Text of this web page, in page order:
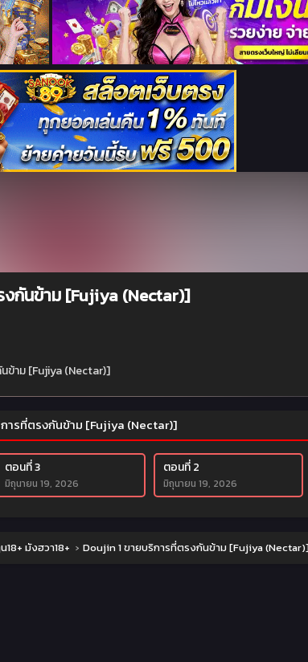
งกันข้าม [Fujiya (Nectar)]
ข้าม [Fujiya (Nectar)]
ารที่ตรงกันข้าม [Fujiya (Nectar)]
ตอนที่ 3
มิถุนายน 19, 2026
ตอนที่ 2
มิถุนายน 19, 2026
มังฮวา18+ › Doujin 1 ขายบริการที่ตรงกันข้าม [Fujiya